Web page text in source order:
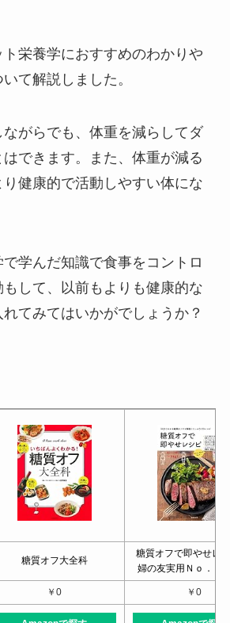
栄養学におすすめのわかりや
て解説しました。
がらでも、体重を減らしてダ
できます。また、体重が減る
健康的で活動しやすい体にな
学んだ知識で食事をコントロ
して、以前もよりも健康的な
てみてはいかがでしょうか？
糖質オフ大全科
糖質オフで即やせレ
婦の友実用Ｎｏ．１
￥0 ￥0